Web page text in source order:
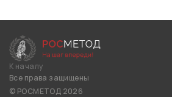
К началу
Все права защищены
© РОСМЕТОД 2026